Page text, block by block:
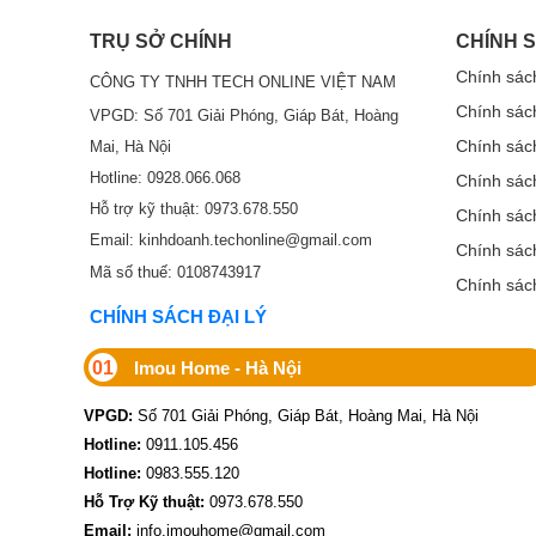
Tích hợp còi báo động với âm thanh có thể tùy chỉnh
Góc nhìn rộng: Ống kính cố định 3.6mm với góc nhìn
Kết nối linh hoạt: Hỗ trợ kết nối Wifi Imou Protect
Camera Imou Wifi IPC-S2VP-5M0WR 5MP là một sản
chức năng thông minh và khả năng kết nối mạnh mẽ
S2VP-5M0WR để trải nghiệm sự an toàn và tiện lợi tối
TRỤ SỞ CHÍNH
CÔNG TY TNHH TECH ONLINE VIỆT NAM
VPGD: Số 701 Giải Phóng, Giáp Bát, Hoàng
Mai, Hà Nội
Hotline: 0928.066.068
Hỗ trợ kỹ thuật: 0973.678.550
Email: kinhdoanh.techonline@gmail.com
Mã số thuế: 0108743917
CHÍNH SÁCH ĐẠI LÝ
CHÍNH
Chính
Chính
Chính
Chính
Chính
Chính
Chính
01 Imou Home - Hà Nội
VPGD: Số 701 Giải Phóng, Giáp Bát, Hoàng Mai, Hà Nội
Hotline: 0911.105.456
Hotline: 0983.555.120
Hỗ Trợ Kỹ thuật: 0973.678.550
Email: info.imouhome@gmail.com